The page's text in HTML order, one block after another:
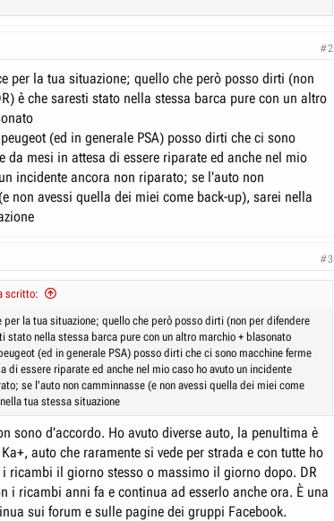
#2
per la tua situazione; quello che però posso dirti (non
è che saresti stato nella stessa barca pure con un altro
(ed in generale PSA) posso dirti che ci sono
da mesi in attesa di essere riparate ed anche nel mio
incidente ancora non riparato; se l'auto non
non avessi quella dei miei come back-up), sarei nella
#3
scritto:
per la tua situazione; quello che però posso dirti (non per difendere
stato nella stessa barca pure con un altro marchio + blasonato
(ed in generale PSA) posso dirti che ci sono macchine ferme
di essere riparate ed anche nel mio caso ho avuto un incidente
se l'auto non camminnasse (e non avessi quella dei miei come
tua stessa situazione
sono d'accordo. Ho avuto diverse auto, la penultima è
auto che raramente si vede per strada e con tutte ho
i ricambi il giorno stesso o massimo il giorno dopo. DR
i ricambi anni fa e continua ad esserlo anche ora. È una
sui forum e sulle pagine dei gruppi Facebook.